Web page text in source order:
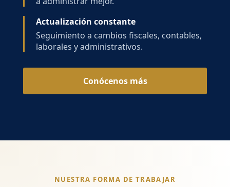
Actualización constante
Seguimiento a cambios fiscales, contables,
laborales y administrativos.
Conócenos más
NUESTRA FORMA DE TRABAJAR